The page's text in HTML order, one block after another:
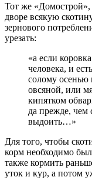
Тот же
дворе всякую
зернового
урезать:
«а если
человека, и
солому осенью
овсяной, или
кипятком
да прежде, чем
выдоить…»
Для того, чтобы
корм необходимо
также кормить
уток и кур, а потом